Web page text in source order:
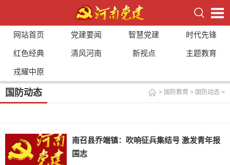
网站首页 党建要闻 智慧党建 时代先锋
红色经典 清风河南 新视点 主题教育
戎耀中原
国防动态 > 国防教育 > 国防动态 >
南召县乔端镇：吹响征兵集结号 激发青年报
国志